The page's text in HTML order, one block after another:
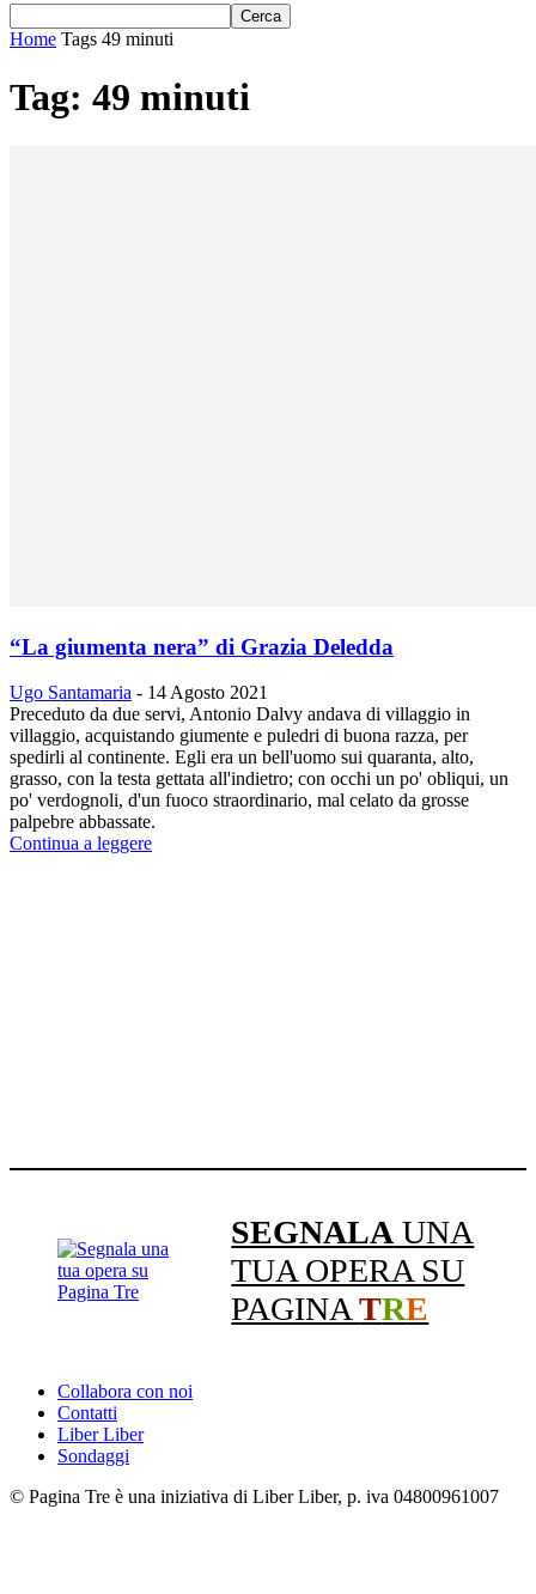
Home Tags 49 minuti
Tag: 49 minuti
“La giumenta nera” di Grazia Deledda
Ugo Santamaria - 14 Agosto 2021
Preceduto da due servi, Antonio Dalvy andava di villaggio in
villaggio, acquistando giumente e puledri di buona razza, per
spedirli al continente. Egli era un bell'uomo sui quaranta, alto,
grasso, con la testa gettata all'indietro; con occhi un po' obliqui, un
po' verdognoli, d'un fuoco straordinario, mal celato da grosse
palpebre abbassate.
Continua a leggere
SEGNALA UNA
TUA OPERA SU
PAGINATRE
Collabora con noi
Contatti
Liber Liber
Sondaggi
© Pagina Tre è una iniziativa di Liber Liber, p. iva 04800961007